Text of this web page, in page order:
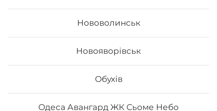
Нововолинськ
Новояворівськ
Обухів
Одеса Авангард ЖК Сьоме Небо
Сет Філадельфія top
Філадельфія з вугрем - Філадельфія з креветкою -
613₴ Хочу